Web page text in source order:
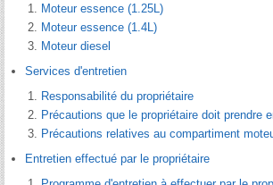
Moteur essence (1.25L)
Moteur essence (1.4L)
Moteur diesel
Services d'entretien
Responsabilité du propriétaire
Précautions que le propriétaire doit prendre
Précautions relatives au compartiment
Entretien effectué par le propriétaire